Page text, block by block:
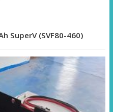
SuperV (SVF80-460)